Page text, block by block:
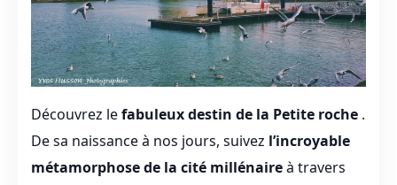
Découvrez lefabuleux destin de la Petite roche .
De sa naissance à nos jours, suivez l’incroyable
métamorphose de la cité millénaireà travers